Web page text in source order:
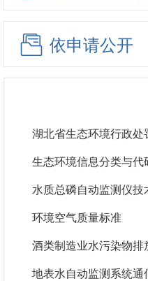
依申请公开
生态环境信息分类与代
环境空气质量标准
酒类制造业水污染物排
地表水自动监测系统通